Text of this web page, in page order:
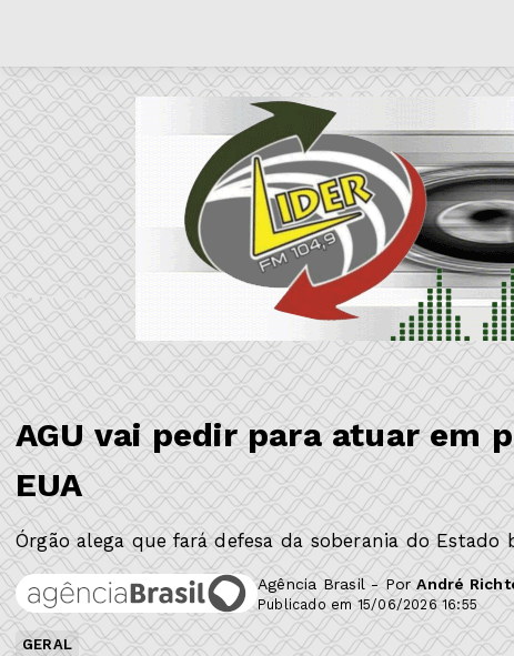
AGU vai pedir para atuar em
EUA
Órgão alega que fará defesa da soberania do Estado
Agência Brasil - PorAndré
Publicado em 15/06/2026 16:55
GERAL